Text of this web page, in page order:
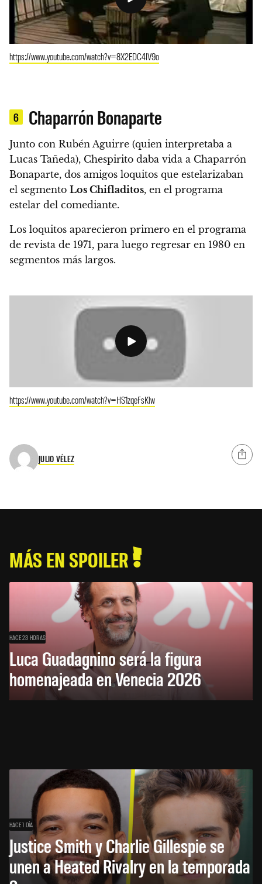
https://www.youtube.com/watch?v=8X2EDC4IV9o
6 Chaparrón Bonaparte
Junto con Rubén Aguirre (quien interpretaba a
Lucas Tañeda), Chespirito daba vida a Chaparrón
Bonaparte, dos amigos loquitos que estelarizaban
el segmento Los Chifladitos, en el programa
estelar del comediante.
Los loquitos aparecieron primero en el programa
de revista de 1971, para luego regresar en 1980 en
segmentos más largos.
https://www.youtube.com/watch?v=HS1zqeFsKlw
JULIO VÉLEZ
MÁS EN SPOILER
HACE 23 HORAS
Luca Guadagnino será la figura
homenajeada en Venecia 2026
HACE 1 DÍA
Justice Smith y Charlie Gillespie se
unen a Heated Rivalry en la temporada